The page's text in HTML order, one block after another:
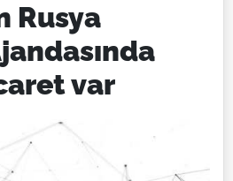
Rusya
var